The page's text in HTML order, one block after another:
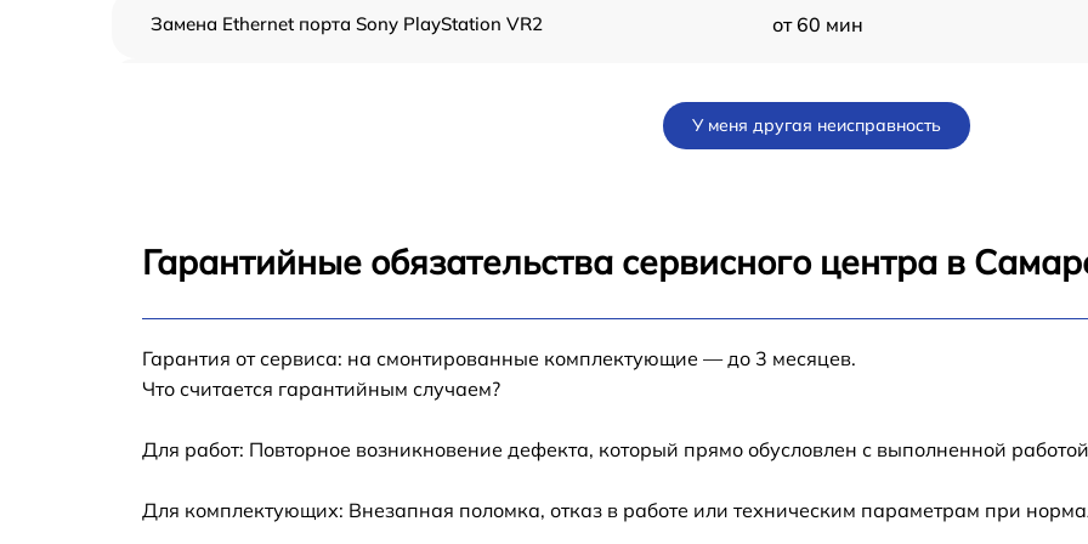
Замена Ethernet порта Sony PlayStation VR2 от 60 мин
Замена системы охлаждения Sony
PlayStation VR2
от 60 мин
Замена SSD Sony PlayStation VR2 от 60 мин
У меня другая неисправность
Гарантийные обязательства сервисного центра в
Гарантия от сервиса: на смонтированные комплектующие — до 3 месяцев.
Что считается гарантийным случаем?
Для работ: Повторное возникновение дефекта, который прямо обусловлен с выполненной
Для комплектующих: Внезапная поломка, отказ в работе или техническим параметрам при